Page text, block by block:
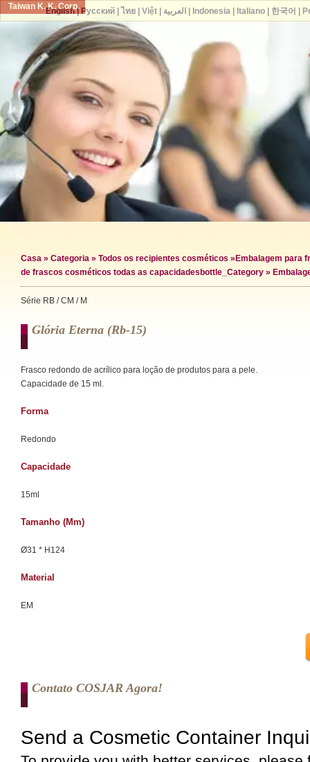
Taiwan K. K. Corp.
Casa » Categoria » Todos os recipientes cosméticos » Embalagem para
de frascos cosméticos todas as capacidades bottle_Category »
Série RB / CM / M
Glória Eterna (rb-15)
Frasco redondo de acrílico para loção de produtos para a pele.
Capacidade de 15 ml.
Forma
Redondo
Capacidade
15ml
Tamanho (mm)
Ø31 * H124
Material
EM
Contato COSJAR Agora!
English| Русский| ไทย| Việt| العربية Indonesia| Italiano| 한국어